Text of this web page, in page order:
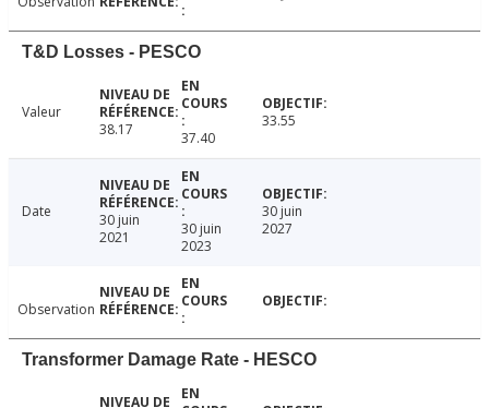
T&D Losses - PESCO
Valeur
38.17
37.40
33.55
Date
30 juin
2021
30 juin
2023
30 juin
2027
Observation
Transformer Damage Rate - HESCO